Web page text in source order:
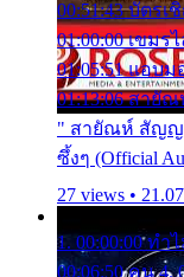
00:51:43 บัตรเ
01:00:00 เขมร
01:05:51 แอบม
01:13:06 สายัณ
" สายัณห์ สัญญ
ซึ้งๆ (Official
27 views •
1. 00:00:00 ทำ
00:06:50 คน 4.